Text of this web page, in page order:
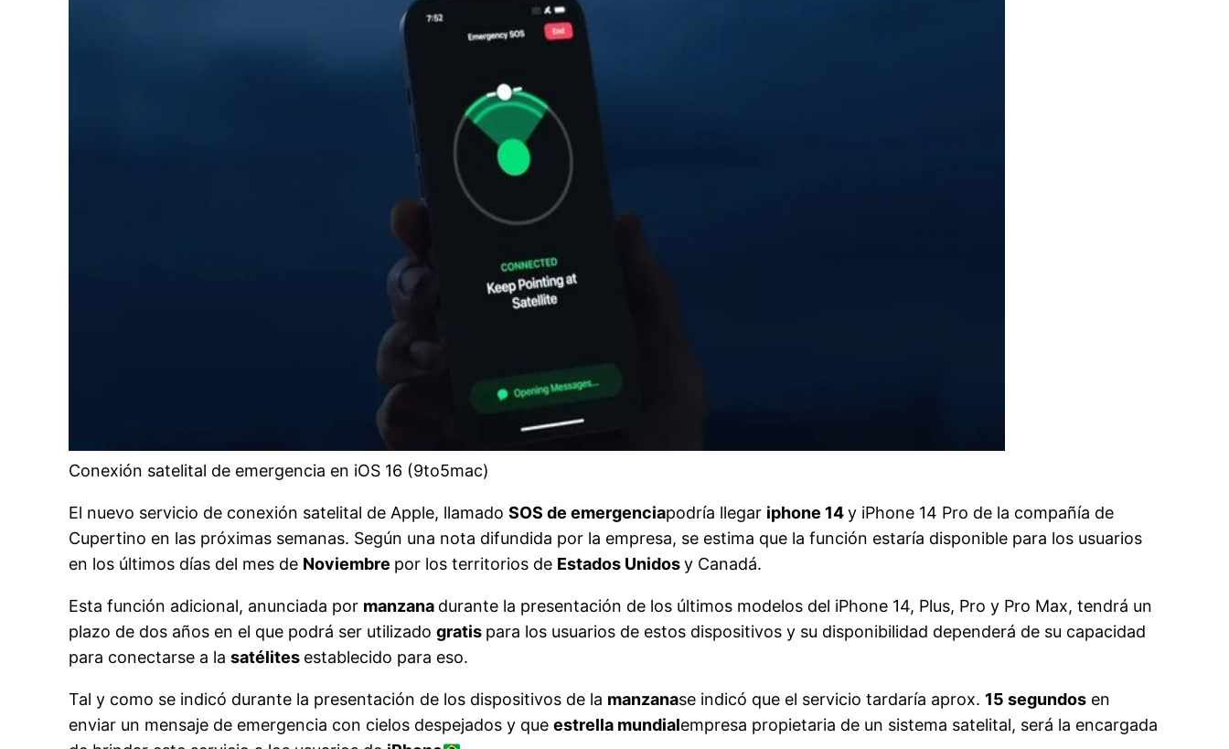
Conexión satelital de emergencia en iOS 16 (9to5mac)
El nuevo servicio de conexión satelital de Apple, llamadoSOS de emergenciapodría llegar iphone 14y iPhone 14 Pro de la compañía de
Cupertino en las próximas semanas. Según una nota difundida por la empresa, se estima que la función estaría disponible para los usuarios
en los últimos días del mes de Noviembre por los territorios de Estados Unidosy Canadá.
Esta función adicional, anunciada por manzana durante la presentación de los últimos modelos del iPhone 14, Plus, Pro y Pro Max, tendrá un
plazo de dos años en el que podrá ser utilizadogratis para los usuarios de estos dispositivos y su disponibilidad dependerá de su capacidad
para conectarse a lasatélites establecido para eso.
Tal y como se indicó durante la presentación de los dispositivos de la manzanase indicó que el servicio tardaría aprox. 15 segundos en
enviar un mensaje de emergencia con cielos despejados y queestrella mundialempresa propietaria de un sistema satelital, será la encargada